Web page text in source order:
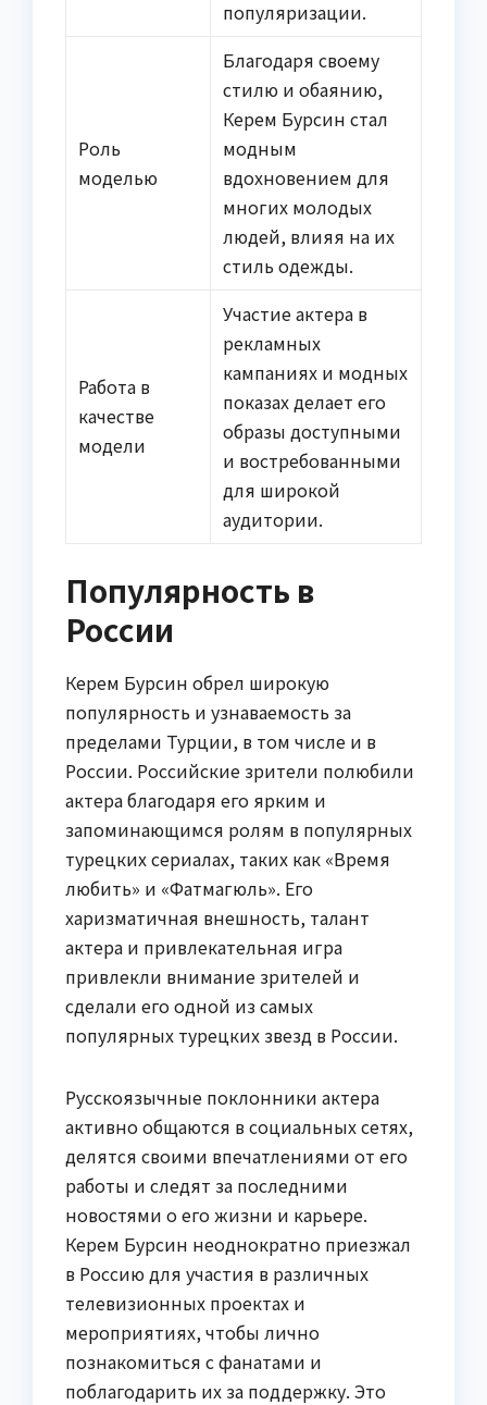
популяризации.
Роль
моделью
Благодаря своему
стилю и обаянию,
Керем Бурсин стал
модным
вдохновением для
многих молодых
людей, влияя на их
стиль одежды.
Работа в
качестве
модели
Участие актера в
рекламных
кампаниях и модных
показах делает его
образы доступными
и востребованными
для широкой
аудитории.
Популярность в
России
Керем Бурсин обрел широкую
популярность и узнаваемость за
пределами Турции, в том числе и в
России. Российские зрители полюбили
актера благодаря его ярким и
запоминающимся ролям в популярных
турецких сериалах, таких как «Время
любить» и «Фатмагюль». Его
харизматичная внешность, талант
актера и привлекательная игра
привлекли внимание зрителей и
сделали его одной из самых
популярных турецких звезд в России.
Русскоязычные поклонники актера
активно общаются в социальных сетях,
делятся своими впечатлениями от его
работы и следят за последними
новостями о его жизни и карьере.
Керем Бурсин неоднократно приезжал
в Россию для участия в различных
телевизионных проектах и
мероприятиях, чтобы лично
познакомиться с фанатами и
поблагодарить их за поддержку. Это